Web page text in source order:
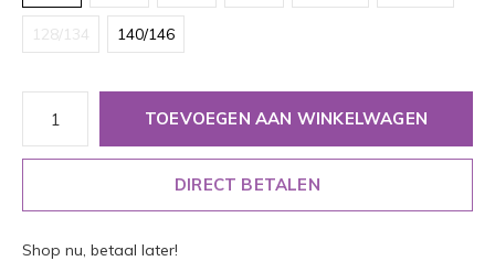
128/134 140/146
TOEVOEGEN AAN WINKELWAGEN
DIRECT BETALEN
Shop nu, betaal later!